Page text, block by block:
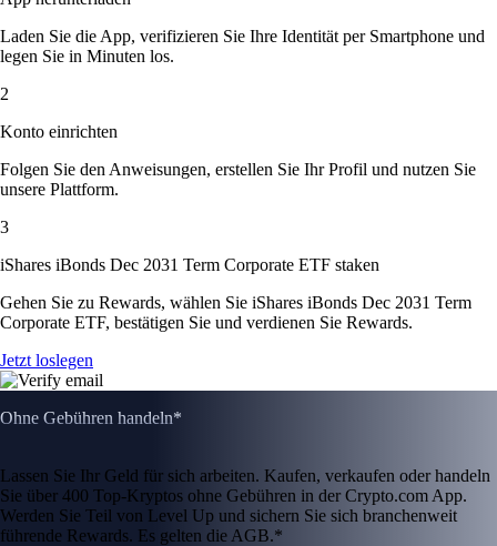
Laden Sie die App, verifizieren Sie Ihre Identität per Smartphone und
legen Sie in Minuten los.
2
Konto einrichten
Folgen Sie den Anweisungen, erstellen Sie Ihr Profil und nutzen Sie
unsere Plattform.
3
iShares iBonds Dec 2031 Term Corporate ETF staken
Gehen Sie zu Rewards, wählen Sie iShares iBonds Dec 2031 Term
Corporate ETF, bestätigen Sie und verdienen Sie Rewards.
Jetzt loslegen
Ohne Gebühren handeln*
Lassen Sie Ihr Geld für sich arbeiten. Kaufen, verkaufen oder handeln
Sie über 400 Top-Kryptos ohne Gebühren in der Crypto.com App.
Werden Sie Teil von Level Up und sichern Sie sich branchenweit
führende Rewards. Es gelten die AGB.*